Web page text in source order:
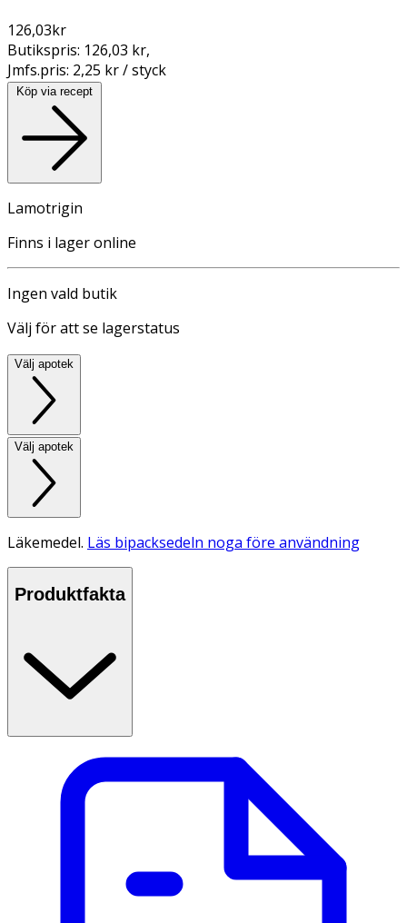
126,03kr
Butikspris: 126,03 kr,
Jmfs.pris: 2,25 kr / styck
Köp via recept
Lamotrigin
Finns i lager online
Ingen vald butik
Välj för att se lagerstatus
Välj apotek
Välj apotek
Läkemedel. Läs bipacksedeln noga före användning
Produktfakta